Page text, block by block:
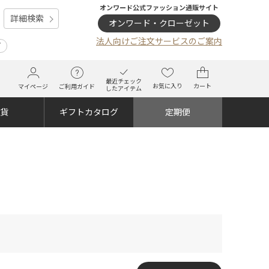
詳細検索
オンワード公式ファッション通販サイト
オンワード・クローゼット
法人向けご注文サービスのご案内
マイページ ご利用ガイド
最近チェック
したアイテム
お気に入り カート
ギフトカタログ 定期便